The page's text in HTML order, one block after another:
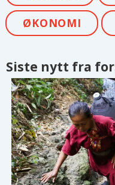
ØKONOMI
Siste nytt fra